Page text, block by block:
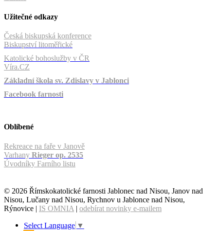
Užitečné odkazy
Česká biskupská konference
Biskupství litoměřické
Katolické bohoslužby v ČR
Víra.CZ
Základní škola sv. Zdislavy v Jablonci
Facebook farnosti
Oblíbené
Rekreace na faře v Janově
Varhany Rieger op. 2535
Úvodníky Farního listu
© 2026 Římskokatolické farnosti Jablonec nad Nisou, Janov nad
Nisou, Lučany nad Nisou, Rychnov u Jablonce nad Nisou,
Rýnovice | IS OMNIA | odebírat novinky e-mailem
Select Language ▼